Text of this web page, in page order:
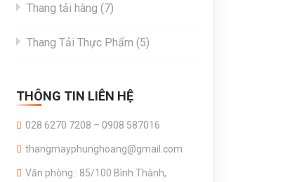
Thang tải hàng 77
Thang Tải Thực Phẩm 55
THÔNG TIN LIÊN HỆ
028 6270 7208 – 0908 587016
thangmayphunghoang@gmail.com
Văn phòng : 85/100 Bình Thành,